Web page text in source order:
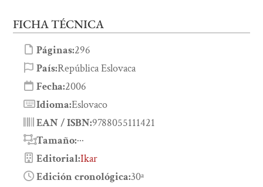
FICHA TÉCNICA
Páginas:296
País:República Eslovaca
Fecha:2006
Idioma:Eslovaco
EAN / ISBN:9788055111421
Tamaño:···
Editorial:Ikar
Edición cronológica:30ª